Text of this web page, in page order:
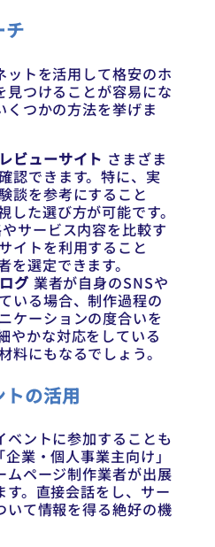
チ
ットを活用して格安のホ
見つけることが容易にな
くつかの方法を挙げま
ビューサイト さまざま
認できます。特に、実
談を参考にすること
した選び方が可能です。
サービス内容を比較す
イトを利用すること
を選定できます。
グ業者が自身のSNSや
いる場合、制作過程の
ケーションの度合いを
やかな対応をしている
料にもなるでしょう。
の活用
ベントに参加することも
業・個人事業主向け」
ムページ制作業者が出展
す。直接会話をし、サー
いて情報を得る絶好の機